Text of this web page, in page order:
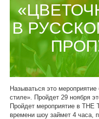
В
Называться это
стиле». Пройдет 29 ноября
Пройдет мероприятие в THE
времени шоу займет 4 часа,